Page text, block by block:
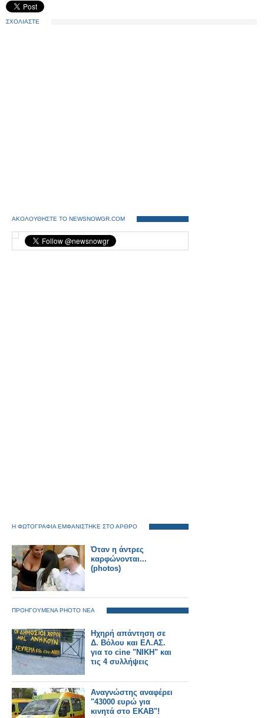
ΣΧΟΛΙΑΣΤΕ
ΑΚΟΛΟΥΘΗΣΤΕ ΤΟ NEWSNOWGR.COM
Η ΦΩΤΟΓΡΑΦΙΑ ΕΜΦΑΝΙΣΤΗΚΕ ΣΤΟ ΑΡΘΡΟ
Όταν η άντρες
καρφώνονται...
(photos)
ΠΡΟΗΓΟΥΜΕΝΑ PHOTO ΝΕΑ
Ηχηρή απάντηση σε
Δ. Βόλου και ΕΛ.ΑΣ.
για το cine "NIKH" και
τις 4 συλλήψεις
Αναγνώστης αναφέρει
"43000 ευρώ για
κινητά στο ΕΚΑΒ"!